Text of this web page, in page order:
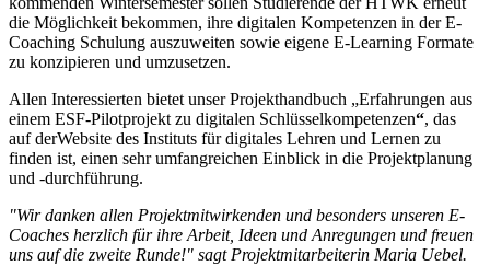
die Möglichkeit bekommen, ihre digitalen Kompetenzen in der E-
Coaching Schulung auszuweiten sowie eigene E-Learning Formate
zu konzipieren und umzusetzen.
Allen Interessierten bietet unser Projekthandbuch „Erfahrungen aus
einem ESF-Pilotprojekt zu digitalen Schlüsselkompetenzen“, das
auf derWebsite des Instituts für digitales Lehren und Lernen zu
finden ist, einen sehr umfangreichen Einblick in die Projektplanung
und -durchführung.
"Wir danken allen Projektmitwirkenden und besonders unseren E-
Coaches herzlich für ihre Arbeit, Ideen und Anregungen und freuen
uns auf die zweite Runde!" sagt Projektmitarbeiterin Maria Uebel.